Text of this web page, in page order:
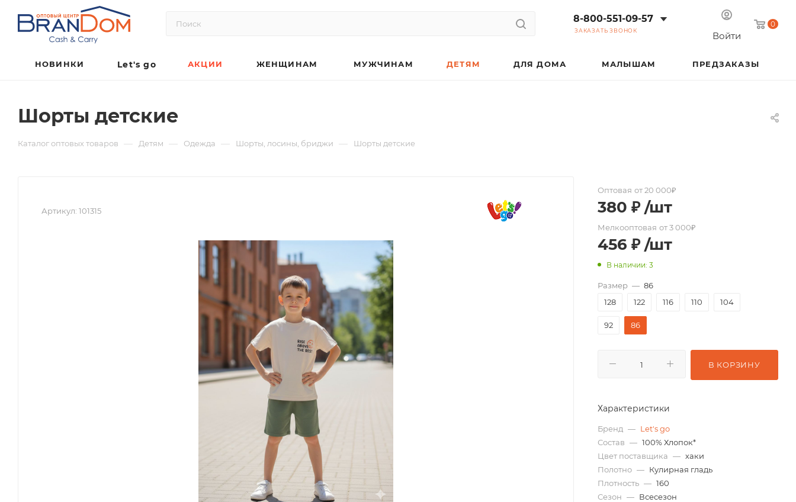
0
Войти
8-800-551-09-57
ЗАКАЗАТЬ ЗВОНОК
НОВИНКИ Let's go АКЦИИ ЖЕНЩИНАМ МУЖЧИНАМ ДЕТЯМ ДЛЯ ДОМА МАЛЫШАМ ПРЕДЗАКАЗЫ
Шорты детские
Каталог оптовых товаров — Детям — Одежда — Шорты, лосины, бриджи — Шорты детские
Артикул: 101315
Оптовая от 20 000₽
380 ₽ /шт
Мелкооптовая от 3 000₽
456 ₽ /шт
В наличии: 3
Размер — 86
128
122 116 110 104
92 86
В КОРЗИНУ
Характеристики
Бренд — Let's go
Состав — 100% Хлопок*
Цвет поставщика — хаки
Полотно — Кулирная гладь
Плотность — 160
Сезон — Всесезон